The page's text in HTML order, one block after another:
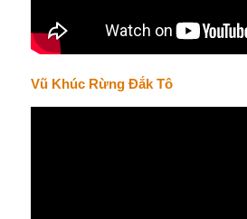
Vũ Khúc Rừng Đắk Tô